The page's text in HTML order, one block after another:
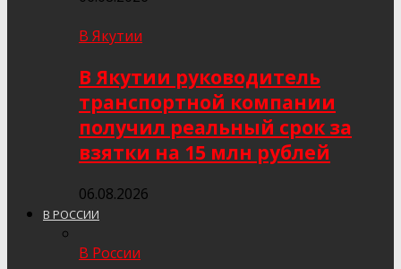
В Якутии
В Якутии руководитель
транспортной компании
получил реальный срок за
взятки на 15 млн рублей
06.08.2026
В РОССИИ
В России